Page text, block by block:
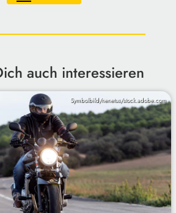
auch interessieren
Symbolbild/nenetus/stock.adobe.com